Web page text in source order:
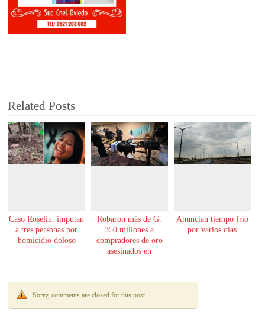
Related Posts
Caso Roselin: imputan
a tres personas por
homicidio doloso
Robaron más de G.
350 millones a
compradores de oro
asesinados en
Anuncian tiempo frío
por varios días
Sorry, comments are closed for this post